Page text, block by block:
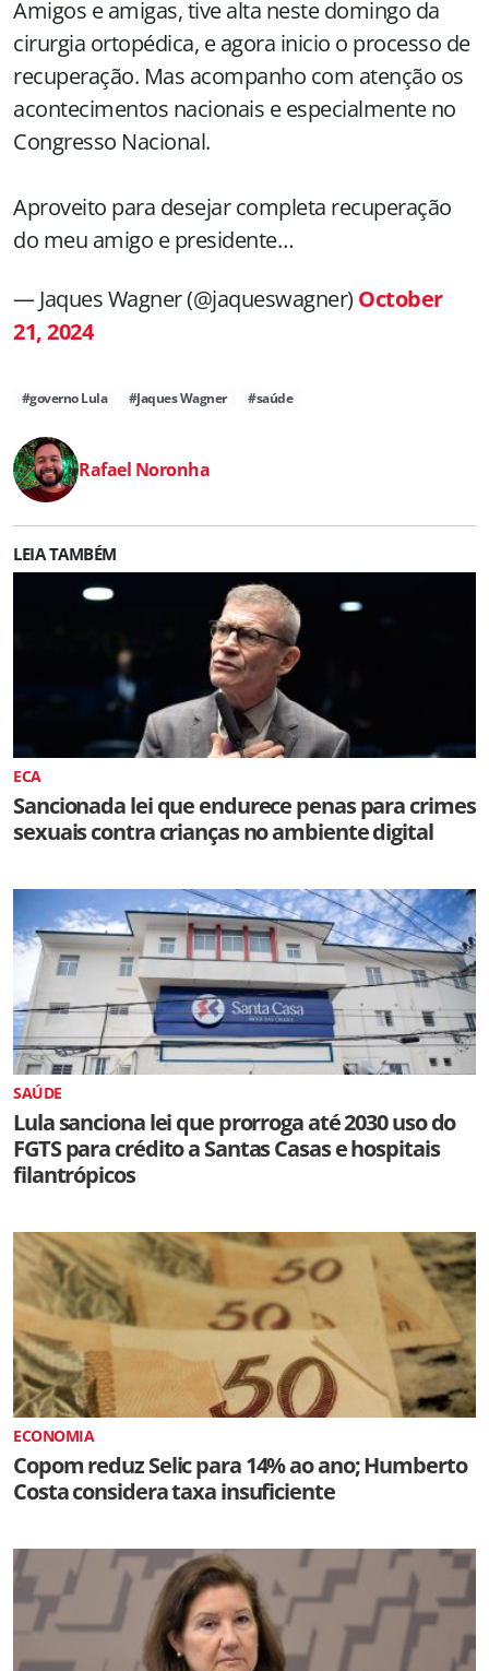
Amigos e amigas, tive alta neste domingo da
cirurgia ortopédica, e agora inicio o processo de
recuperação. Mas acompanho com atenção os
acontecimentos nacionais e especialmente no
Congresso Nacional.
Aproveito para desejar completa recuperação
do meu amigo e presidente…
— Jaques Wagner (@jaqueswagner) October
21, 2024
#governo Lula #Jaques Wagner #saúde
Rafael Noronha
LEIA TAMBÉM
ECA
Sancionada lei que endurece penas para crimes
sexuais contra crianças no ambiente digital
SAÚDE
Lula sanciona lei que prorroga até 2030 uso do
FGTS para crédito a Santas Casas e hospitais
filantrópicos
ECONOMIA
Copom reduz Selic para 14% ao ano; Humberto
Costa considera taxa insuficiente